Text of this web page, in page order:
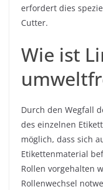
erfordert dies
Cutter.
Wie ist
Durch den Wegfall
des einzelnen
möglich, dass sich
Etikettenmaterial
Rollen vorgehalten
Rollenwechsel